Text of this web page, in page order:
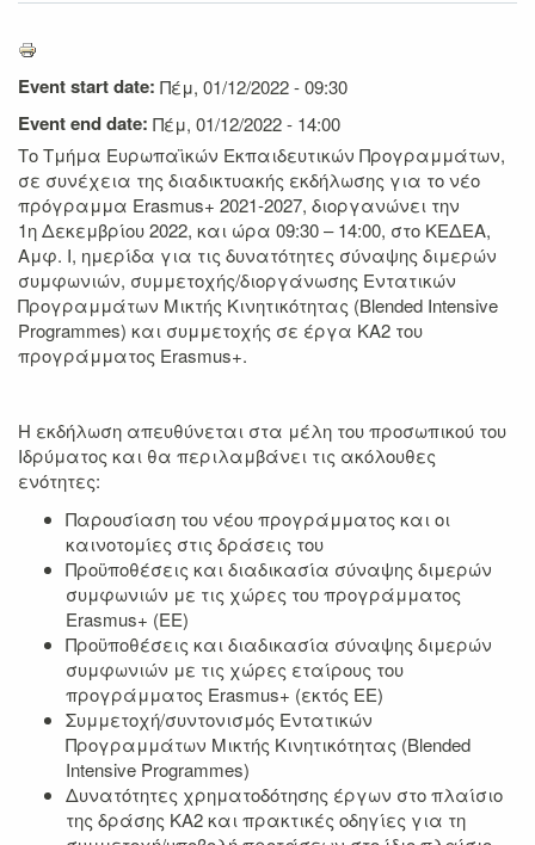
Event start date: Πέμ, 01/12/2022 - 09:30
Event end date: Πέμ, 01/12/2022 - 14:00
Το Τμήμα Ευρωπαϊκών Εκπαιδευτικών Προγραμμάτων,
σε συνέχεια της διαδικτυακής εκδήλωσης για το νέο
πρόγραμμα Erasmus+ 2021-2027, διοργανώνει την
1ηΔεκεμβρίου 2022, και ώρα 09:30 – 14:00, στο ΚΕΔΕΑ,
Αμφ. Ι, ημερίδα για τις δυνατότητες σύναψης διμερών
συμφωνιών, συμμετοχής/διοργάνωσης Εντατικών
Προγραμμάτων Μικτής Κινητικότητας (Blended Intensive
Programmes) και συμμετοχής σε έργα ΚΑ2 του
προγράμματος Erasmus+.
Η εκδήλωση απευθύνεται στα μέλη του προσωπικού του
Ιδρύματος και θα περιλαμβάνει τις ακόλουθες
ενότητες:
Παρουσίαση του νέου προγράμματος και οι
καινοτομίες στις δράσεις του
Προϋποθέσεις και διαδικασία σύναψης διμερών
συμφωνιών με τις χώρες του προγράμματος
Erasmus+ (ΕΕ)
Προϋποθέσεις και διαδικασία σύναψης διμερών
συμφωνιών με τις χώρες εταίρους του
προγράμματος Erasmus+ (εκτός ΕΕ)
Συμμετοχή/συντονισμός Εντατικών
Προγραμμάτων Μικτής Κινητικότητας (Blended
Intensive Programmes)
Δυνατότητες χρηματοδότησης έργων στο πλαίσιο
της δράσης KA2 και πρακτικές οδηγίες για τη